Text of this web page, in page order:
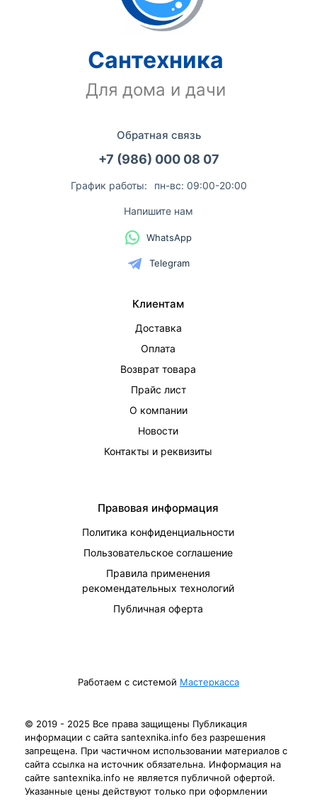
Сантехника
Для дома и дачи
Обратная связь
+7 (986) 000 08 07
График работы: пн-вс: 09:00-20:00
Напишите нам
WhatsApp
Telegram
Клиентам
Доставка
Оплата
Возврат товара
Прайс лист
О компании
Новости
Контакты и реквизиты
Правовая информация
Политика конфиденциальности
Пользовательское соглашение
Правила применения
рекомендательных технологий
Публичная оферта
Работаем с системой Мастеркасса
© 2019 - 2025 Все права защищены Публикация
информации с сайта santexnika.info без разрешения
запрещена. При частичном использовании материалов с
сайта ссылка на источник обязательна. Информация на
сайте santexnika.info не является публичной офертой.
Указанные цены действуют только при оформлении